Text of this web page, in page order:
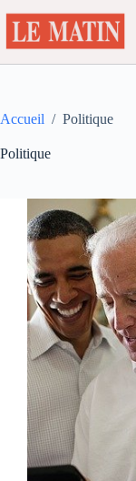
au
contenu
Accueil / Politique
Politique